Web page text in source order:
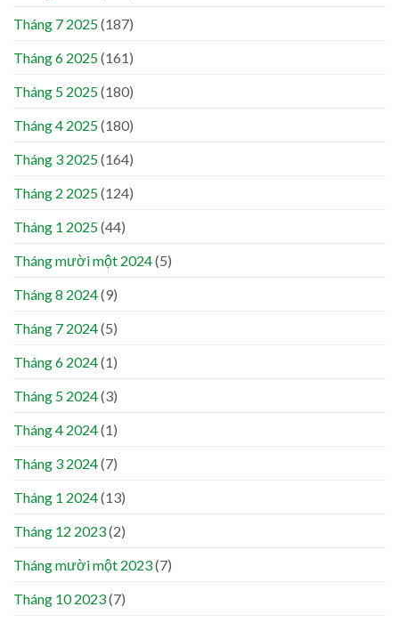
Tháng 7 2025(187)
Tháng 6 2025(161)
Tháng 5 2025(180)
Tháng 4 2025(180)
Tháng 3 2025(164)
Tháng 2 2025(124)
Tháng 1 2025(44)
Tháng mười một 2024(5)
Tháng 8 2024(9)
Tháng 7 2024(5)
Tháng 6 2024(1)
Tháng 5 2024(3)
Tháng 4 2024(1)
Tháng 3 2024(7)
Tháng 1 2024(13)
Tháng 12 2023(2)
Tháng mười một 2023(7)
Tháng 10 2023(7)